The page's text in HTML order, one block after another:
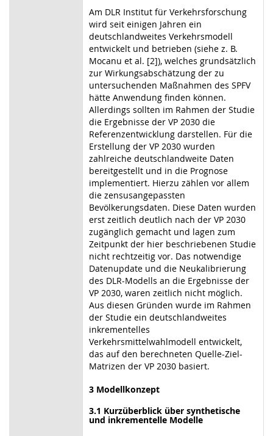
Am DLR Institut für Verkehrsforschung
wird seit einigen Jahren ein
deutschlandweites Verkehrsmodell
entwickelt und betrieben (siehe z. B.
Mocanu et al. [2]), welches grundsätzlich
zur Wirkungsabschätzung der zu
untersuchenden Maßnahmen des SPFV
hätte Anwendung finden können.
Allerdings sollten im Rahmen der Studie
die Ergebnisse der VP 2030 die
Referenzentwicklung darstellen. Für die
Erstellung der VP 2030 wurden
zahlreiche deutschlandweite Daten
bereitgestellt und in die Prognose
implementiert. Hierzu zählen vor allem
die zensusangepassten
Bevölkerungsdaten. Diese Daten wurden
erst zeitlich deutlich nach der VP 2030
zugänglich gemacht und lagen zum
Zeitpunkt der hier beschriebenen Studie
nicht rechtzeitig vor. Das notwendige
Datenupdate und die Neukalibrierung
des DLR-Modells an die Ergebnisse der
VP 2030, waren zeitlich nicht möglich.
Aus diesen Gründen wurde im Rahmen
der Studie ein deutschlandweites
inkrementelles
Verkehrsmittelwahlmodell entwickelt,
das auf den berechneten Quelle-Ziel-
Matrizen der VP 2030 basiert.
3 Modellkonzept
3.1 Kurzüberblick über synthetische
und inkrementelle Modelle